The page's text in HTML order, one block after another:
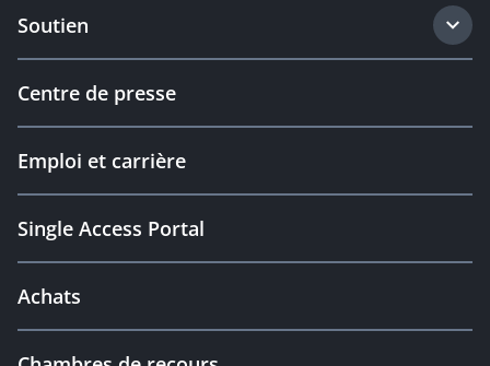
Soutien
Centre de presse
Emploi et carrière
Single Access Portal
Achats